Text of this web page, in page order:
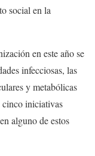
social en la
en este año se
infecciosas, las
y metabólicas
cinco iniciativas
alguno de estos